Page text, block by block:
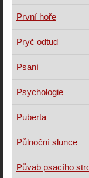
První hoře
Pryč odtud
Psaní
Psychologie
Puberta
Půlnoční slunce
Půvab psacího